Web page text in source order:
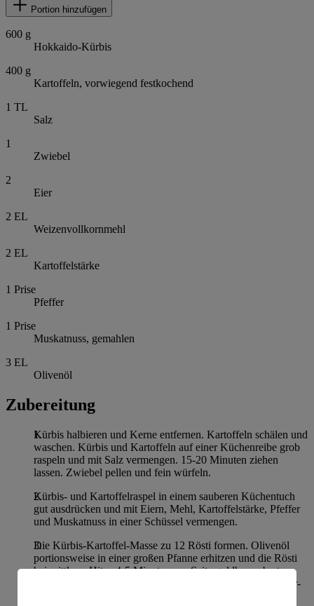
Portion hinzufügen
600 g
Hokkaido-Kürbis
400 g
Kartoffeln, vorwiegend festkochend
1 TL
Salz
1
Zwiebel
2
Eier
2 EL
Weizenvollkornmehl
2 EL
Kartoffelstärke
1 Prise
Pfeffer
1 Prise
Muskatnuss, gemahlen
3 EL
Olivenöl
Zubereitung
Kürbis halbieren und Kerne entfernen. Kartoffeln schälen und
waschen. Kürbis und Kartoffeln auf einer Küchenreibe grob
raspeln und mit Salz vermengen. 15-20 Minuten ziehen
lassen. Zwiebel pellen und fein würfeln.
Kürbis- und Kartoffelraspel in einem sauberen Küchentuch
gut ausdrücken und mit Eiern, Mehl, Kartoffelstärke, Pfeffer
und Muskatnuss in einer Schüssel vermengen.
Die Kürbis-Kartoffel-Masse zu 12 Rösti formen. Olivenöl
portionsweise in einer großen Pfanne erhitzen und die Rösti
bei mittlerer Hitze 4-5 Minuten pro Seite goldbraun braten.
Auf Küchenpapier abtropfen lassen. Dazu passt ein Kräuter-